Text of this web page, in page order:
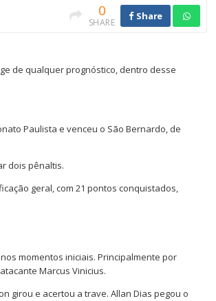
0
SHARE
Share
de qualquer prognóstico, dentro desse
Paulista e venceu o São Bernardo, de
dois pênaltis.
geral, com 21 pontos conquistados,
momentos iniciais. Principalmente por
Marcus Vinicius.
girou e acertou a trave. Allan Dias pegou o